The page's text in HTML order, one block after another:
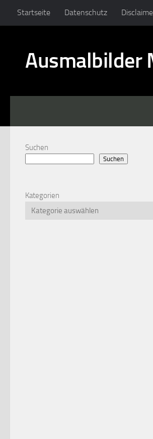
Startseite Datenschutz
Ausmalbilder
Suchen
Suchen
Kategorien